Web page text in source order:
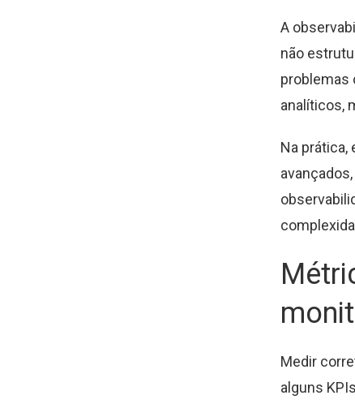
A
não
problemas
analíticos,
Na
Medir
alguns